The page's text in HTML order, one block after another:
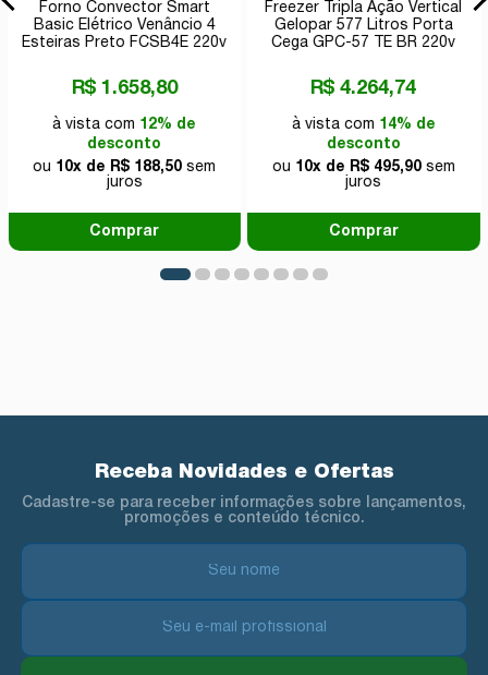
Forno Convector Smart
Basic Elétrico Venâncio 4
Esteiras Preto FCSB4E 220v
R$ 1.658,80
à vista com 12% de
desconto
ou 10x de R$ 188,50 sem
juros
Comprar
Freezer Tripla Ação Vertical
Gelopar 577 Litros Porta
Cega GPC-57 TE BR 220v
R$ 4.264,74
à vista com 14% de
desconto
ou 10x de R$ 495,90sem
juros
Comprar
Receba Novidades e Ofertas
Cadastre-se para receber informações sobre lançamentos,
promoções e conteúdo técnico.